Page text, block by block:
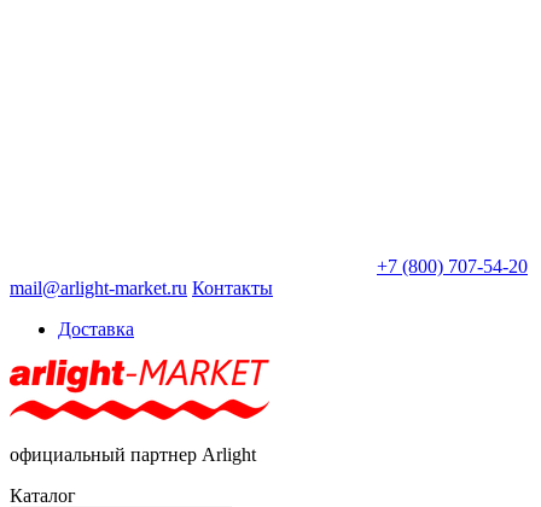
+7 (800) 707-54-20
mail@arlight-market.ru Контакты
Доставка
официальный партнер Arlight
Каталог